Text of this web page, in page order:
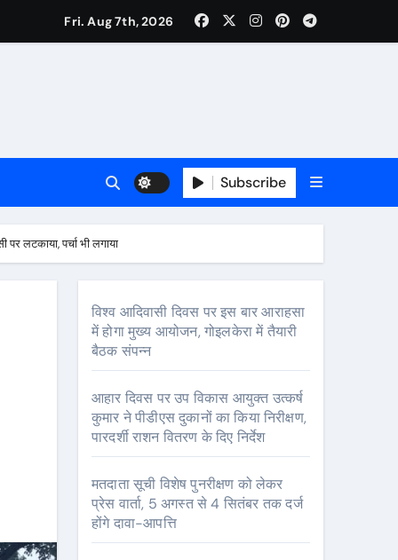
Fri. Aug 7th, 2026
Subscribe
लटकाया, पर्चा भी लगाया
विश्व आदिवासी दिवस पर इस बार आराहसा
में होगा मुख्य आयोजन, गोइलकेरा में तैयारी
बैठक संपन्न
आहार दिवस पर उप विकास आयुक्त उत्कर्ष
कुमार ने पीडीएस दुकानों का किया निरीक्षण,
पारदर्शी राशन वितरण के दिए निर्देश
मतदाता सूची विशेष पुनरीक्षण को लेकर
प्रेस वार्ता, 5 अगस्त से 4 सितंबर तक दर्ज
होंगे दावा-आपत्ति